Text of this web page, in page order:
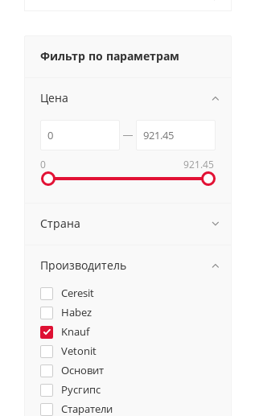
Фильтр по параметрам
Цена
0 921.45
Страна
Производитель
Ceresit
Habez
Knauf
Vetonit
Основит
Русгипс
Старатели